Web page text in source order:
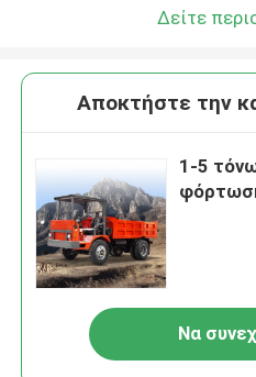
Δείτε
Αποκτήστε την
1-5
Να